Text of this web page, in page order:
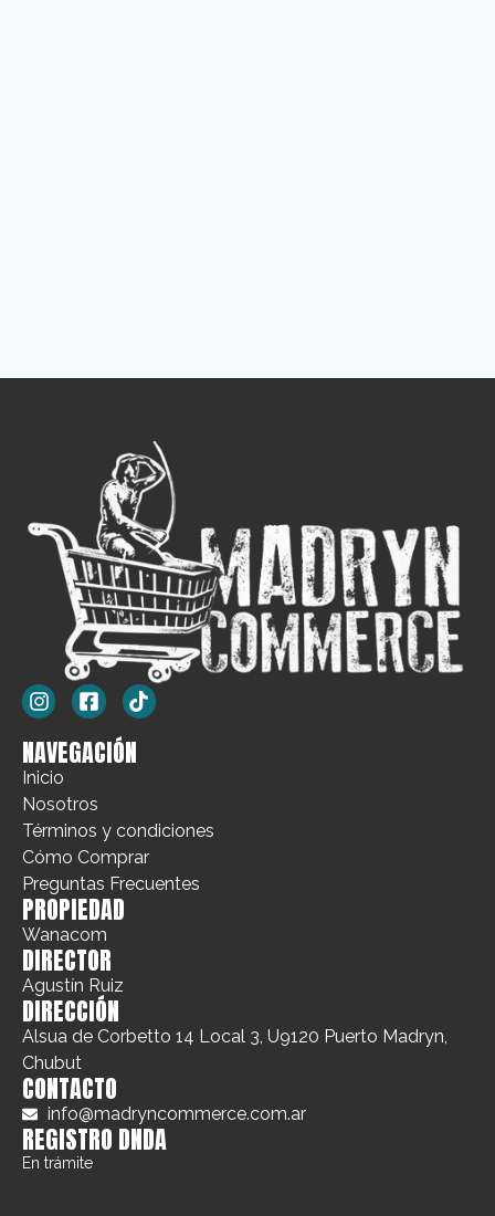
NAVEGACIÓN
Inicio
Nosotros
Términos y condiciones
Cómo Comprar
Preguntas Frecuentes
PROPIEDAD
Wanacom
DIRECTOR
Agustín Ruiz
DIRECCIÓN
Alsua de Corbetto 14 Local 3, U9120 Puerto Madryn,
Chubut
CONTACTO
info@madryncommerce.com.ar
REGISTRO DNDA
En trámite